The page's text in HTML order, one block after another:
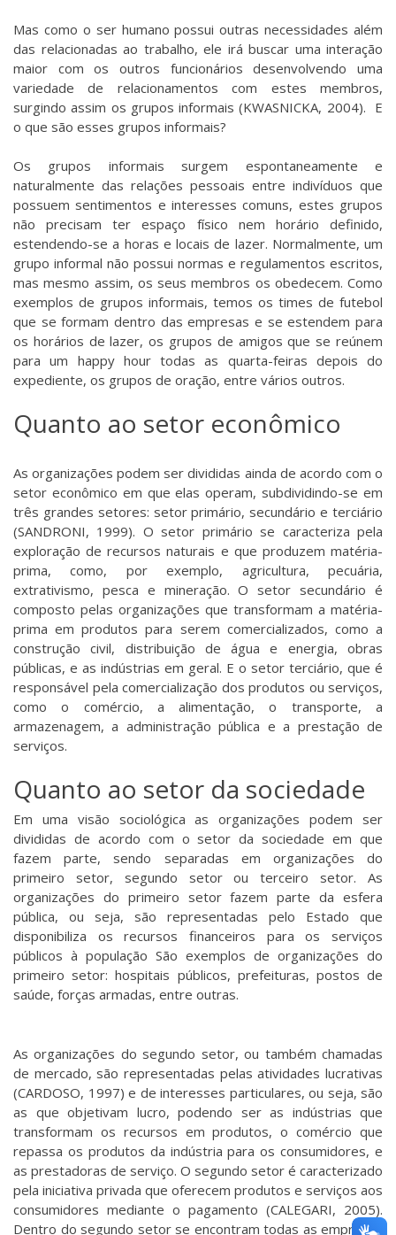
Mas como o ser humano possui outras necessidades além
das relacionadas ao trabalho, ele irá buscar uma interação
maior com os outros funcionários desenvolvendo uma
variedade de relacionamentos com estes membros,
surgindo assim os grupos informais (KWASNICKA, 2004). E
o que são esses grupos informais?
Os grupos informais surgem espontaneamente e
naturalmente das relações pessoais entre indivíduos que
possuem sentimentos e interesses comuns, estes grupos
não precisam ter espaço físico nem horário definido,
estendendo-se a horas e locais de lazer. Normalmente, um
grupo informal não possui normas e regulamentos escritos,
mas mesmo assim, os seus membros os obedecem. Como
exemplos de grupos informais, temos os times de futebol
que se formam dentro das empresas e se estendem para
os horários de lazer, os grupos de amigos que se reúnem
para um happy hour todas as quarta-feiras depois do
expediente, os grupos de oração, entre vários outros.
Quanto ao setor econômico
As organizações podem ser divididas ainda de acordo com o
setor econômico em que elas operam, subdividindo-se em
três grandes setores: setor primário, secundário e terciário
(SANDRONI, 1999). O setor primário se caracteriza pela
exploração de recursos naturais e que produzem matéria-
prima, como, por exemplo, agricultura, pecuária,
extrativismo, pesca e mineração. O setor secundário é
composto pelas organizações que transformam a matéria-
prima em produtos para serem comercializados, como a
construção civil, distribuição de água e energia, obras
públicas, e as indústrias em geral. E o setor terciário, que é
responsável pela comercialização dos produtos ou serviços,
como o comércio, a alimentação, o transporte, a
armazenagem, a administração pública e a prestação de
serviços.
Quanto ao setor da sociedade
Em uma visão sociológica as organizações podem ser
divididas de acordo com o setor da sociedade em que
fazem parte, sendo separadas em organizações do
primeiro setor, segundo setor ou terceiro setor. As
organizações do primeiro setor fazem parte da esfera
pública, ou seja, são representadas pelo Estado que
disponibiliza os recursos financeiros para os serviços
públicos à população São exemplos de organizações do
primeiro setor: hospitais públicos, prefeituras, postos de
saúde, forças armadas, entre outras.
As organizações do segundo setor, ou também chamadas
de mercado, são representadas pelas atividades lucrativas
(CARDOSO, 1997) e de interesses particulares, ou seja, são
as que objetivam lucro, podendo ser as indústrias que
transformam os recursos em produtos, o comércio que
repassa os produtos da indústria para os consumidores, e
as prestadoras de serviço. O segundo setor é caracterizado
pela iniciativa privada que oferecem produtos e serviços aos
consumidores mediante o pagamento (CALEGARI, 2005).
Dentro do segundo setor se encontram todas as empresas